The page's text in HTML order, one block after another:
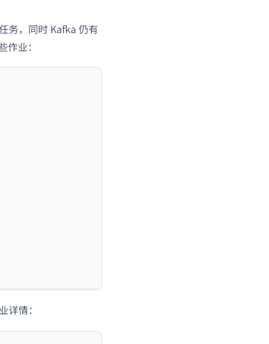
务，同时 Kafka 仍有
业：
详情：